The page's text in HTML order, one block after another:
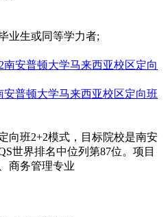
业生或同等学力者;
安普顿大学马来西亚校区定向班
向班2+2模式，目标院校是南安
世界排名中位列第87位。项目
商务管理专业